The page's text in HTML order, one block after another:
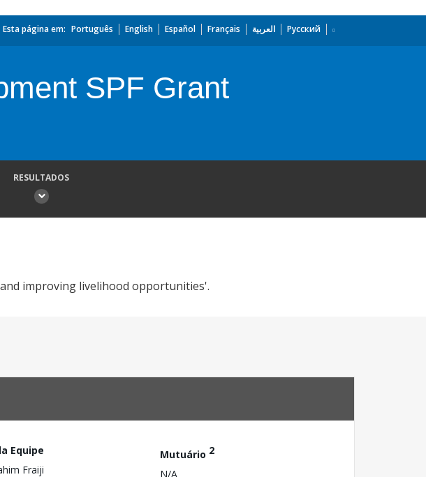
Esta página em: Português English Español Français العربية Русский
SPF Grant
RESULTADOS
improving livelihood opportunities'.
Equipe
Fraiji
Mutuário 2
N/A